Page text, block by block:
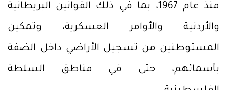
منذ عام 1967، بما في ذلك القوانين البريطانية
والأردنية والأوامر العسكرية، وتمكين
المستوطنين من تسجيل الأراضي داخل الضفة
بأسمائهم، حتى في مناطق السلطة